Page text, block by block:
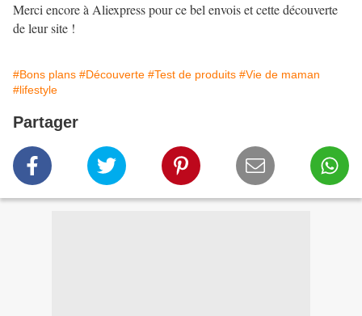
Merci encore à Aliexpress pour ce bel envois et cette découverte
de leur site !
#Bons plans #Découverte #Test de produits #Vie de maman
#lifestyle
Partager